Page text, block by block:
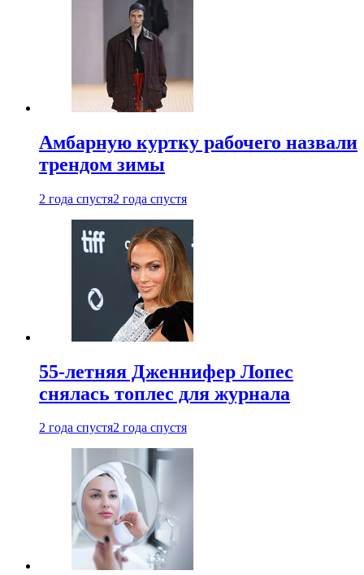
Амбарную куртку рабочего назвали
трендом зимы
2 года спустя2 года спустя
55-летняя Дженнифер Лопес
снялась топлес для журнала
2 года спустя2 года спустя